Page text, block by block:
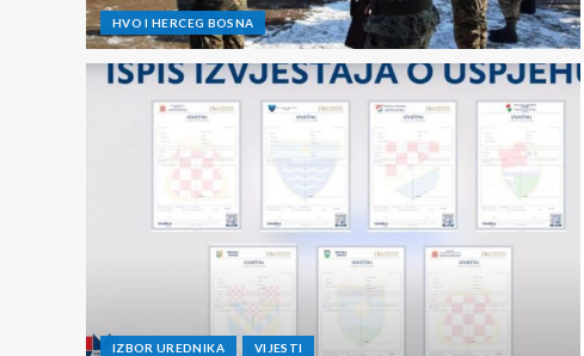
HVO I HERCEG BOSNA
IZBOR UREDNIKA VIJESTI